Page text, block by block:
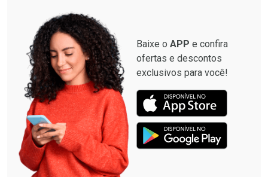
Baixe o APP e confira
ofertas e descontos
exclusivos para você!